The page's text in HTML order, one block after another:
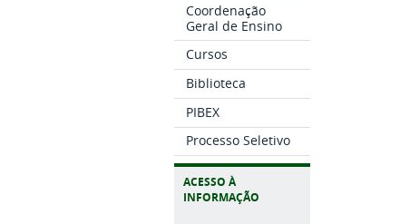
Coordenação
Geral de Ensino
Cursos
Biblioteca
PIBEX
Processo Seletivo
ACESSO À
INFORMAÇÃO